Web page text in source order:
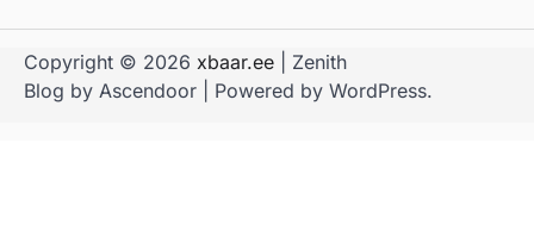
Copyright © 2026 xbaar.ee | Zenith
Blog by Ascendoor | Powered by WordPress.